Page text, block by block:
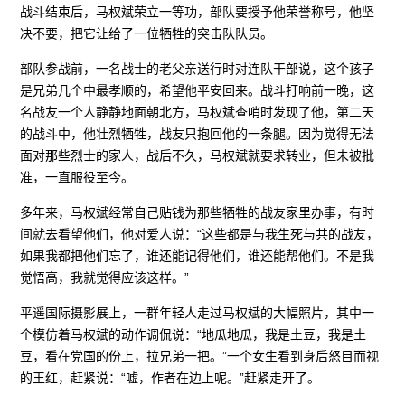
战斗结束后，马权斌荣立一等功，部队要授予他荣誉称号，他坚
决不要，把它让给了一位牺牲的突击队队员。
部队参战前，一名战士的老父亲送行时对连队干部说，这个孩子
是兄弟几个中最孝顺的，希望他平安回来。战斗打响前一晚，这
名战友一个人静静地面朝北方，马权斌查哨时发现了他，第二天
的战斗中，他壮烈牺牲，战友只抱回他的一条腿。因为觉得无法
面对那些烈士的家人，战后不久，马权斌就要求转业，但未被批
准，一直服役至今。
多年来，马权斌经常自己贴钱为那些牺牲的战友家里办事，有时
间就去看望他们，他对爱人说：“这些都是与我生死与共的战友，
如果我都把他们忘了，谁还能记得他们，谁还能帮他们。不是我
觉悟高，我就觉得应该这样。”
平遥国际摄影展上，一群年轻人走过马权斌的大幅照片，其中一
个模仿着马权斌的动作调侃说：“地瓜地瓜，我是土豆，我是土
豆，看在党国的份上，拉兄弟一把。”一个女生看到身后怒目而视
的王红，赶紧说：“嘘，作者在边上呢。”赶紧走开了。